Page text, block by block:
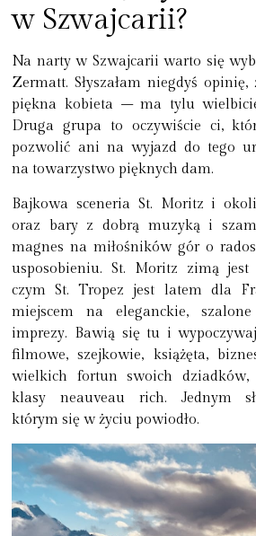
w Szwajcarii?
Na narty w Szwajcariiwarto się
Zermatt. Słyszałam niegdyś
piękna kobieta – ma tylu
Druga grupa to oczywiście ci,
pozwolić ani na wyjazd do tego
na towarzystwo pięknych dam.
Bajkowa sceneria St. Moritz i
oraz bary z dobrą muzyką i
magnes na miłośników gór o
usposobieniu.St. Moritz zimą
czym St. Tropez jest latem dla
miejscem na eleganckie,
imprezy. Bawią się tu i
filmowe, szejkowie, książęta,
wielkich fortun swoich
klasy neauveau rich. Jednym
którym się w życiu powiodło.